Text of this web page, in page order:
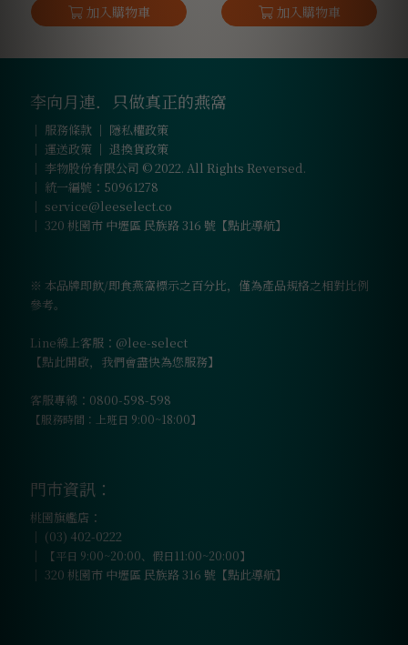
李向月連．只做真正的燕窩
｜ 服務條款 ｜ 隱私權政策
｜ 運送政策 ｜ 退換貨政策
｜ 李物股份有限公司 © 2022. All Rights Reversed.
｜ 統一編號：50961278
｜ service@leeselect.co
｜ 320 桃園市 中壢區 民族路 316 號【點此導航】
※ 本品牌即飲/即食燕窩標示之百分比，僅為產品規格之相對比例
參考。
Line線上客服：@lee-select
【點此開啟，我們會盡快為您服務】
客服專線：0800-598-598
【服務時間：上班日 9:00~18:00】
門市資訊：
桃園旗艦店：
｜ (03) 402-0222
｜
【平日 9:00~20:00、假日11:00~20:00】
｜ 320 桃園市 中壢區 民族路 316 號【點此導航】